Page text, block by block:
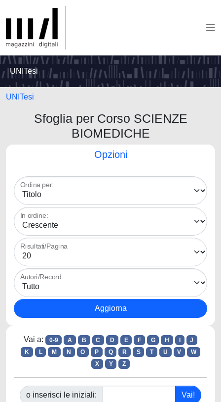
UNITesi
UNITesi
Sfoglia per Corso SCIENZE
BIOMEDICHE
Opzioni
Ordina per:
In ordine:
Risultati/Pagina
Autori/Record:
Vai a: 0-9 A B C D E F G H
J
K
L M N O P Q R S T U V
W
X
Y Z
o inserisci le iniziali: